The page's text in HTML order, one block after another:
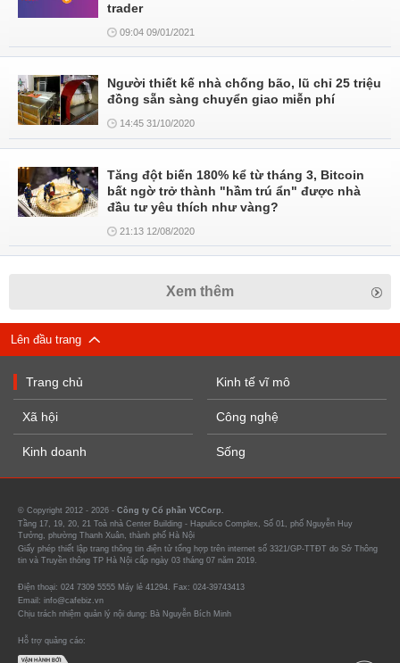
trader
09:04 09/01/2021
Người thiết kế nhà chống bão, lũ chỉ 25 triệu
đồng sẵn sàng chuyển giao miễn phí
14:45 31/10/2020
Tăng đột biến 180% kể từ tháng 3, Bitcoin
bất ngờ trở thành "hầm trú ẩn" được nhà
đầu tư yêu thích như vàng?
21:13 12/08/2020
Xem thêm
Lên đầu trang
Trang chủ
Xã hội
Kinh doanh
Kinh tế vĩ mô
Công nghệ
Sống
© Copyright 2012 - 2026 - Công ty Cổ phần VCCorp.
Tầng 17, 19, 20, 21 Toà nhà Center Building - Hapulico Complex, Số 01, phố Nguyễn Huy
Tưởng, phường Thanh Xuân, thành phố Hà Nội
Giấy phép thiết lập trang thông tin điện tử tổng hợp trên internet số 3321/GP-TTĐT do Sở Thông
tin và Truyền thông TP Hà Nội cấp ngày 03 tháng 07 năm 2019.
Điện thoại: 024 7309 5555 Máy lẻ 41294. Fax: 024-39743413
Email: info@cafebiz.vn
Chịu trách nhiệm quản lý nội dung: Bà Nguyễn Bích Minh
Hỗ trợ quảng cáo: